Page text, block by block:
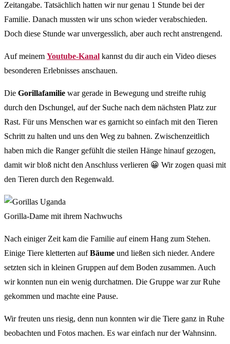
Zeitangabe. Tatsächlich hatten wir nur genau 1 Stunde bei der
Familie. Danach mussten wir uns schon wieder verabschieden.
Doch diese Stunde war unvergesslich, aber auch recht anstrengend.
Auf meinem Youtube-Kanal kannst du dir auch ein Video dieses
besonderen Erlebnisses anschauen.
Die Gorillafamilie war gerade in Bewegung und streifte ruhig
durch den Dschungel, auf der Suche nach dem nächsten Platz zur
Rast. Für uns Menschen war es garnicht so einfach mit den Tieren
Schritt zu halten und uns den Weg zu bahnen. Zwischenzeitlich
haben mich die Ranger gefühlt die steilen Hänge hinauf gezogen,
damit wir bloß nicht den Anschluss verlieren 😀 Wir zogen quasi mit
den Tieren durch den Regenwald.
Gorilla-Dame mit ihrem Nachwuchs
Nach einiger Zeit kam die Familie auf einem Hang zum Stehen.
Einige Tiere kletterten aufBäume und ließen sich nieder. Andere
setzten sich in kleinen Gruppen auf dem Boden zusammen. Auch
wir konnten nun ein wenig durchatmen. Die Gruppe war zur Ruhe
gekommen und machte eine Pause.
Wir freuten uns riesig, denn nun konnten wir die Tiere ganz in Ruhe
beobachten und Fotos machen. Es war einfach nur der Wahnsinn.